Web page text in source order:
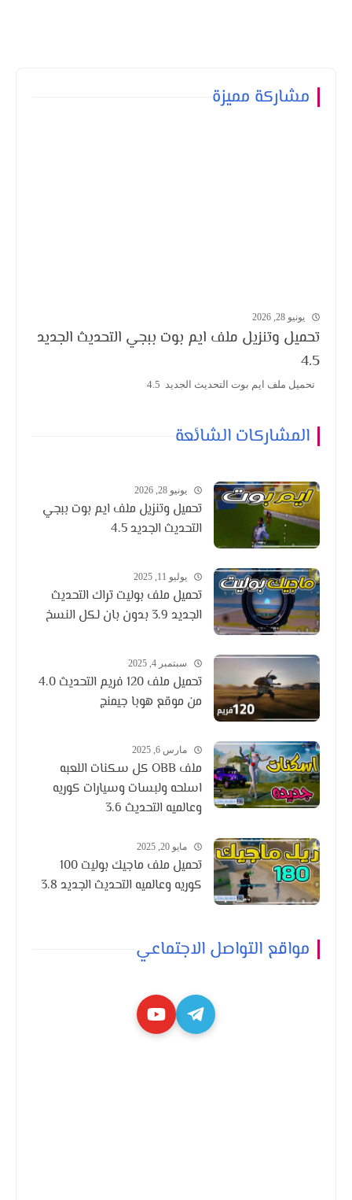
مشاركة مميزة
يونيو 28, 2026
تحميل وتنزيل ملف ايم بوت ببجي التحديث الجديد
4.5
تحميل ملف ايم بوت التحديث الجديد 4.5
المشاركات الشائعة
يونيو 28, 2026
تحميل وتنزيل ملف ايم بوت ببجي
التحديث الجديد 4.5
يوليو 11, 2025
تحميل ملف بوليت تراك التحديث
الجديد 3.9 بدون بان لكل النسخ
سبتمبر 4, 2025
تحميل ملف 120 فريم التحديث 4.0
من موقع هوبا جيمنج
مارس 6, 2025
ملف OBB كل سكنات اللعبه
اسلحه ولبسات وسيارات كوريه
وعالميه التحديث 3.6
مايو 20, 2025
تحميل ملف ماجيك بوليت 100
كوريه وعالميه التحديث الجديد 3.8
مواقع التواصل الاجتماعي